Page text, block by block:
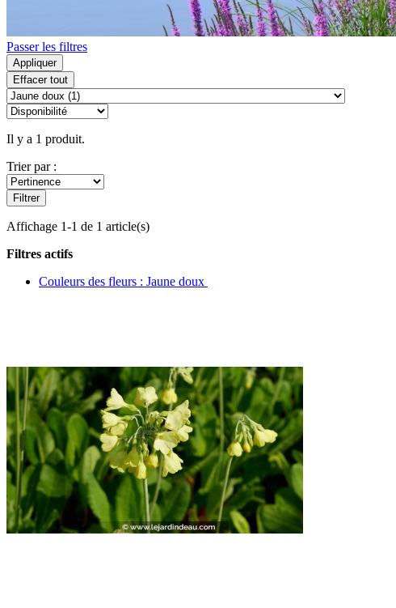
Passer les filtres
Appliquer
Effacer tout
Il y a 1 produit.
Trier par :
Filtrer
Affichage 1-1 de 1 article(s)
Filtres actifs
Couleurs des fleurs : Jaune doux